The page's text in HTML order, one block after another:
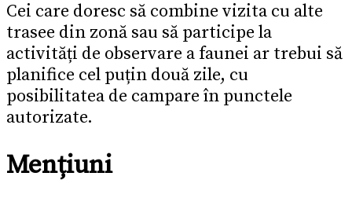
Cei care doresc să combine vizita cu alte
trasee din zonă sau să participe la
activități de observare a faunei ar trebui să
planifice cel puțin două zile, cu
posibilitatea de campare în punctele
autorizate.
Mențiuni